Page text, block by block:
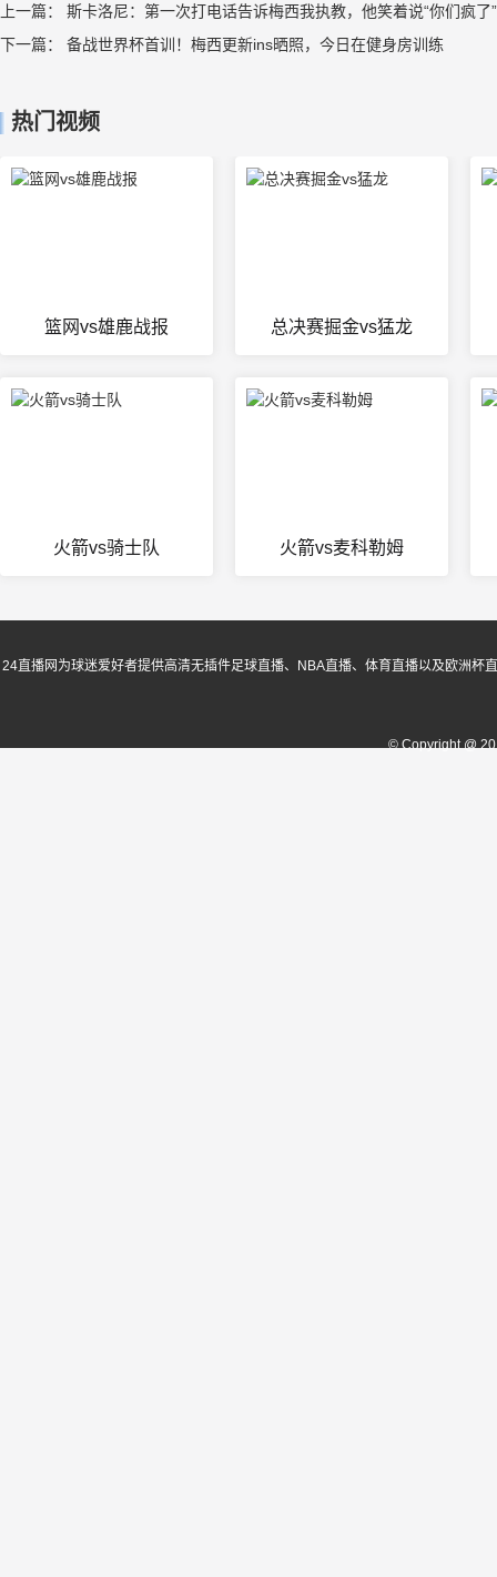
上一篇： 斯卡洛尼：第一次打电话告诉梅西我执教，他笑着说“你们疯了”
下一篇： 备战世界杯首训！梅西更新ins晒照，今日在健身房训练
热门视频
篮网vs雄鹿战报 总决赛掘金vs猛龙
火箭vs骑士队 火箭vs麦科勒姆
24直播网为球迷爱好者提供高清无插件足球直播、NBA直播、体育直播以及欧洲
© Copyright @